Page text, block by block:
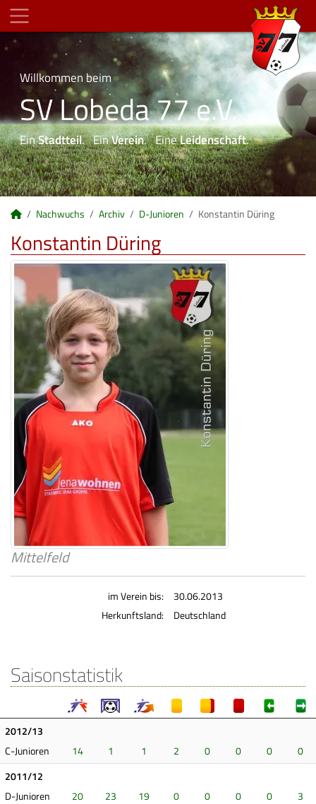
Willkommen beim
SV Lobeda 77 e.V.
EinStadtteil. EinVerein. EineLeidenschaft.
Nachwuchs Archiv D-Junioren Konstantin Düring
Konstantin Düring
Mittelfeld
im Verein bis:
30.06.2013
Herkunftsland:
Deutschland
Saisonstatistik
2012/13
C-Junioren
14 1 1 2 0 0 0
0
2011/12
D-Junioren
20 23 19 0 0 0 0
3